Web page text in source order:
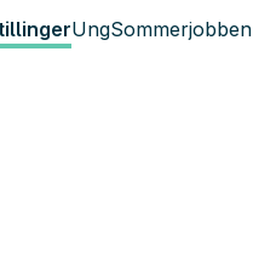
UngSommerjobben